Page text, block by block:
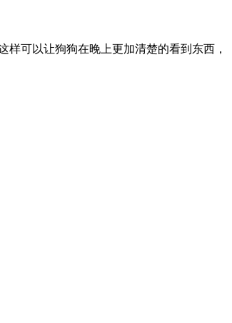
可以让狗狗在晚上更加清楚的看到东西，